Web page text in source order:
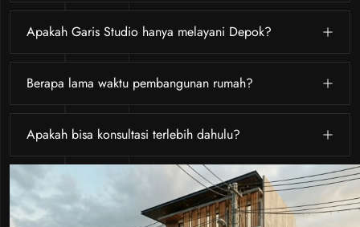
Apakah Garis Studio hanya melayani Depok?
Berapa lama waktu pembangunan rumah?
Apakah bisa konsultasi terlebih dahulu?